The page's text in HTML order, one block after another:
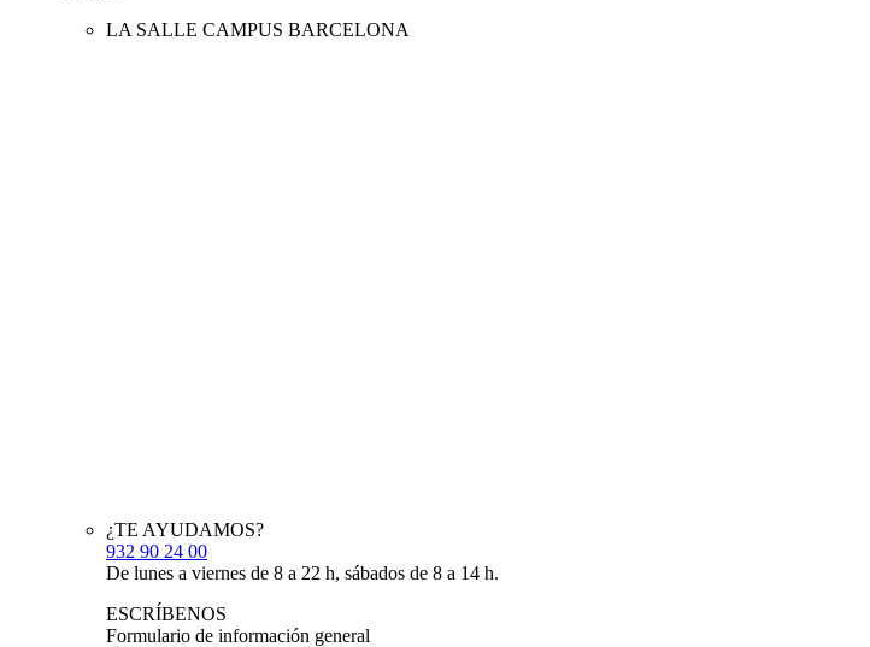
LA SALLE CAMPUS BARCELONA
¿TE AYUDAMOS?
932 90 24 00
De lunes a viernes de 8 a 22 h, sábados de 8 a 14 h.
ESCRÍBENOS
Formulario de información general